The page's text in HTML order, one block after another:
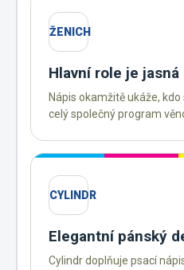
ŽENICH
Hlavní role je jasná
Nápis okamžitě ukáže,
celý společný program
CYLINDR
Elegantní pánský
Cylindr doplňuje psací